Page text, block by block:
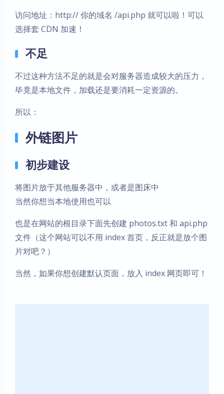
访问地址：http:// 你的域名 /api.php 就可以啦！可以
选择套 CDN 加速！
不足
不过这种方法不足的就是会对服务器造成较大的压力，
毕竟是本地文件，加载还是要消耗一定资源的。
所以：
外链图片
初步建设
将图片放于其他服务器中，或者是图床中
当然你想当本地使用也可以
也是在网站的根目录下面先创建 photos.txt 和 api.php
文件（这个网站可以不用 index 首页，反正就是放个图
片对吧？）
当然，如果你想创建默认页面，放入 index 网页即可！